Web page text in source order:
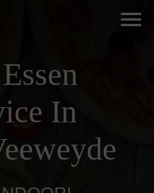
In